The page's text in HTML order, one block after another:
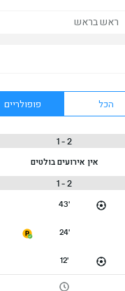
ראש בראש
הכל פופולריים
2 - 1
אין אירועים בולטים
2 - 1
43'
24'
12'